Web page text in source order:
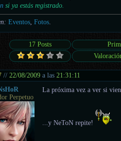
si ya estás registrado.
Eventos,Fotos.
17 Posts
// 22/08/2009 a las 21:31:11
Perpetuo
La próxima vez a ver si
...y NeToN repite!